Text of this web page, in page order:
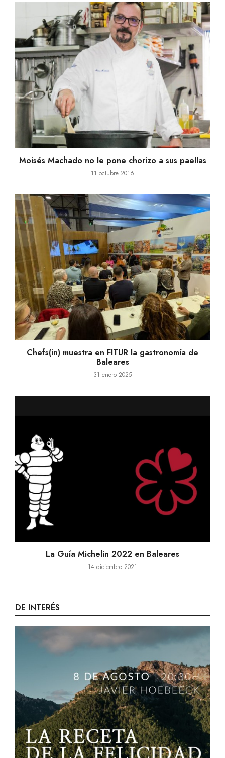
Moisés Machado no le pone chorizo a sus paellas
11 octubre 2016
Chefs(in) muestra en FITUR la gastronomía de
Baleares
31 enero 2025
La Guía Michelin 2022 en Baleares
14 diciembre 2021
DE INTERÉS